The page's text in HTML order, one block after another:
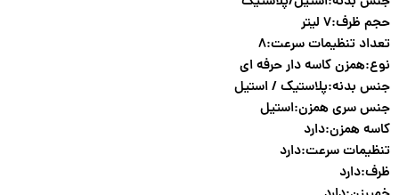
حجم ظرف:۷ لیتر
تعداد تنظیمات سرعت:۸
نوع:همزن کاسه دار حرفه ای
جنس بدنه:پلاستیک / استیل
جنس سری همزن:استیل
کاسه همزن:دارد
تنظیمات سرعت:دارد
ظرف:دارد